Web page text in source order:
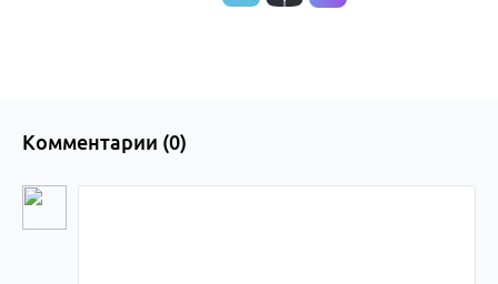
Комментарии (0)